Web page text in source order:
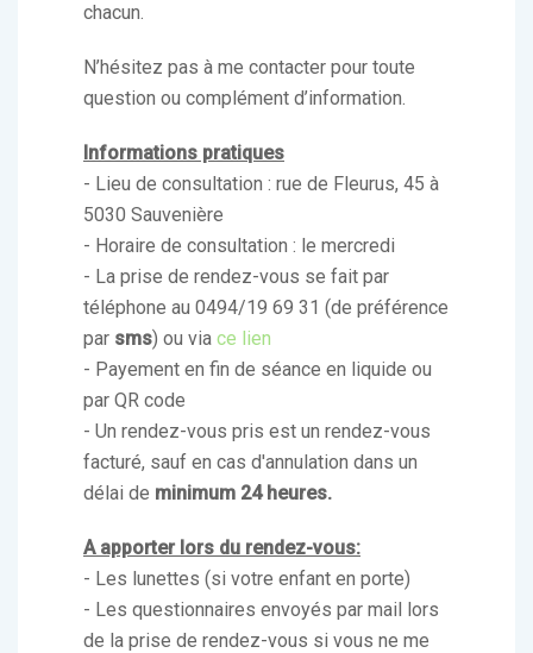
chacun.
N’hésitez pas à me contacter pour toute
question ou complément d’information.
Informations pratiques
- Lieu de consultation : rue de Fleurus, 45 à
5030 Sauvenière
- Horaire de consultation : le mercredi
- La prise de rendez-vous se fait par
téléphone au 0494/19 69 31 (de préférence
par sms) ou via ce lien
- Payement en fin de séance en liquide ou
par QR code
- Un rendez-vous pris est un rendez-vous
facturé, sauf en cas d'annulation dans un
délai de minimum 24 heures.
A apporter lors du rendez-vous:
- Les lunettes (si votre enfant en porte)
- Les questionnaires envoyés par mail lors
de la prise de rendez-vous si vous ne me